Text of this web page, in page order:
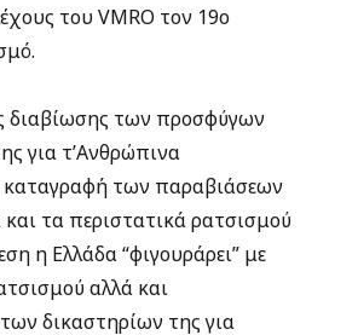
του VMRO τον 19o
διαβίωσης των προσφύγων
για τ’Ανθρώπινα
καταγραφή των παραβιάσεων
τα περιστατικά ρατσισμού
η Ελλάδα “φιγουράρει” με
αλλά και
δικαστηρίων της για